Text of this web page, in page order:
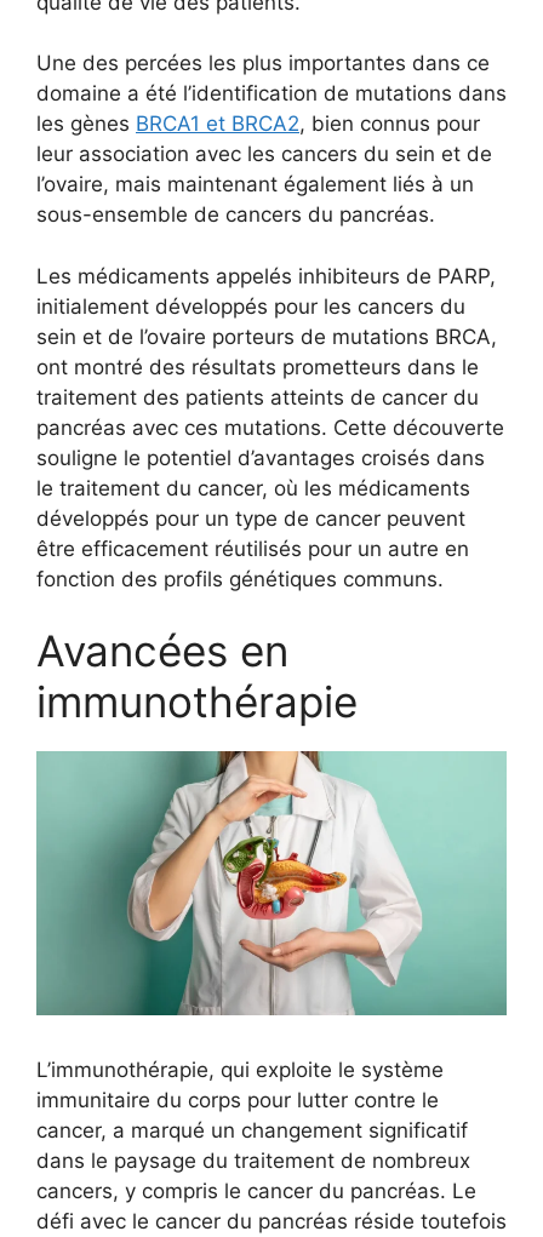
Une des percées les plus importantes dans ce
domaine a été l’identification de mutations dans
les gènes BRCA1 et BRCA2, bien connus pour
leur association avec les cancers du sein et de
l’ovaire, mais maintenant également liés à un
sous-ensemble de cancers du pancréas.
Les médicaments appelés inhibiteurs de PARP,
initialement développés pour les cancers du
sein et de l’ovaire porteurs de mutations BRCA,
ont montré des résultats prometteurs dans le
traitement des patients atteints de cancer du
pancréas avec ces mutations. Cette découverte
souligne le potentiel d’avantages croisés dans
le traitement du cancer, où les médicaments
développés pour un type de cancer peuvent
être efficacement réutilisés pour un autre en
fonction des profils génétiques communs.
Avancées en
immunothérapie
L’immunothérapie, qui exploite le système
immunitaire du corps pour lutter contre le
cancer, a marqué un changement significatif
dans le paysage du traitement de nombreux
cancers, y compris le cancer du pancréas. Le
défi avec le cancer du pancréas réside toutefois